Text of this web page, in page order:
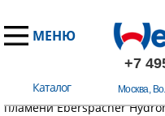
МЕНЮ
+7
Москва,
Каталог
Главная / Запчасти
пламени Eberspacher